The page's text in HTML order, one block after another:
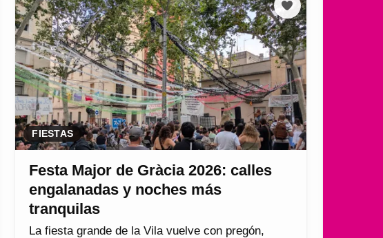
FIESTAS
Festa Major de Gràcia 2026: calles
engalanadas y noches más
tranquilas
La fiesta grande de la Vila vuelve con pregón,